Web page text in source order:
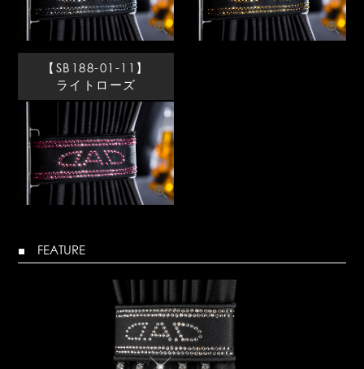
【SB188-01-11】
ライトローズ
■ FEATURE